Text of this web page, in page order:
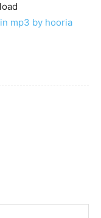
mp3 by hooria